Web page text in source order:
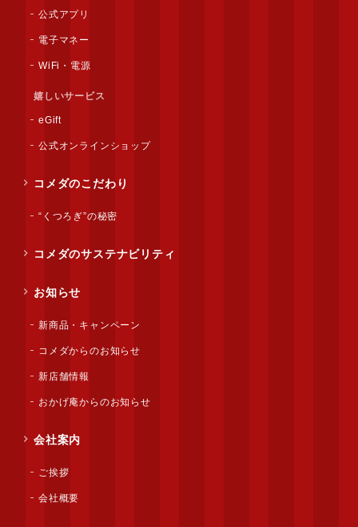
公式アプリ
電子マネー
WiFi・電源
嬉しいサービス
eGift
公式オンラインショップ
コメダのこだわり
“くつろぎ”の秘密
コメダのサステナビリティ
お知らせ
新商品・キャンペーン
コメダからのお知らせ
新店舗情報
おかげ庵からのお知らせ
会社案内
ご挨拶
会社概要